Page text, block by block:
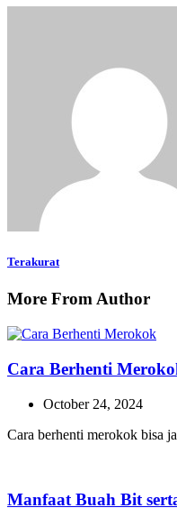
Terakurat
More From Author
Cara Berhenti
October 24, 2024
Cara berhenti merokok bisa
Manfaat Buah Bit